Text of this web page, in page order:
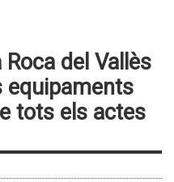
del Vallès
equipaments
tots els actes